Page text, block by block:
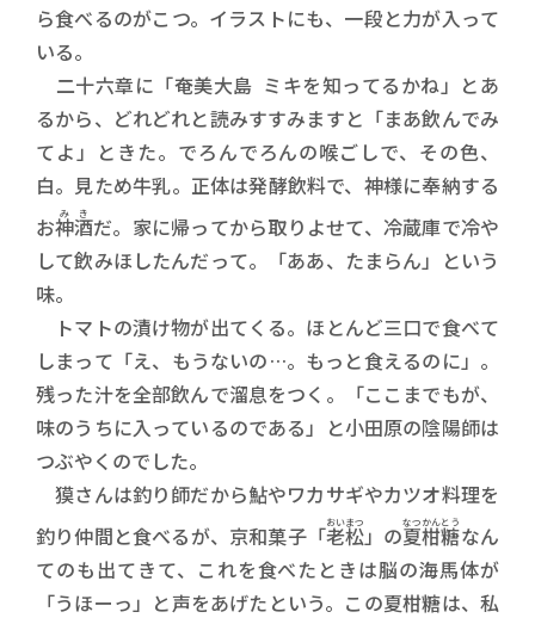
ら食べるのがこつ。イラストにも、一段と力が入って
いる。
二十六章に「奄美大島 ミキを知ってるかね」とあ
るから、どれどれと読みすすみますと「まあ飲んでみ
てよ」ときた。でろんでろんの喉ごしで、その色、
白。見ため牛乳。正体は発酵飲料で、神様に奉納する
お神酒
みき だ。家に帰ってから取りよせて、冷蔵庫で冷や
して飲みほしたんだって。「ああ、たまらん」という
味。
トマトの漬け物が出てくる。ほとんど三口で食べて
しまって「え、もうないの…。もっと食えるのに」。
残った汁を全部飲んで溜息をつく。「ここまでもが、
味のうちに入っているのである」と小田原の陰陽師は
つぶやくのでした。
獏さんは釣り師だから鮎やワカサギやカツオ料理を
釣り仲間と食べるが、京和菓子「老松
おいまつ」の夏柑糖
なつかんとう なん
てのも出てきて、これを食べたときは脳の海馬体が
「うほーっ」と声をあげたという。この夏柑糖は、私